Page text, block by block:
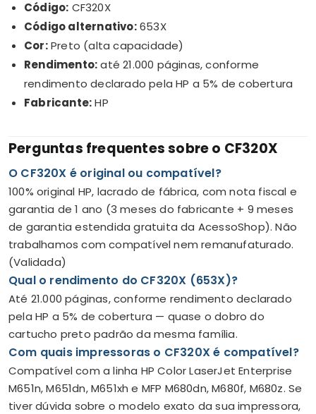
Código: CF320X
Código alternativo:653X
Cor:Preto (alta capacidade)
Rendimento:até 21.000 páginas, conforme
rendimento declarado pela HP a 5% de cobertura
Fabricante:HP
Perguntas frequentes sobre o CF320X
O CF320X é original ou compatível?
100% original HP, lacrado de fábrica, com nota fiscal e
garantia de 1 ano (3 meses do fabricante + 9 meses
de garantia estendida gratuita da AcessoShop). Não
trabalhamos com compatível nem remanufaturado.
(Validada)
Qual o rendimento do CF320X (653X)?
Até 21.000 páginas, conforme rendimento declarado
pela HP a 5% de cobertura — quase o dobro do
cartucho preto padrão da mesma família.
Com quais impressoras o CF320X é compatível?
Compatível com a linha HP Color LaserJet Enterprise
M651n, M651dn, M651xh e MFP M680dn, M680f, M680z. Se
tiver dúvida sobre o modelo exato da sua impressora,